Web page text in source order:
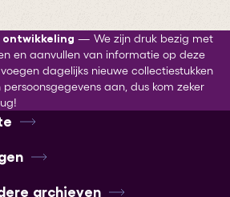
— We zijn druk bezig met
en aanvullen van informatie op deze
dagelijks nieuwe collectiestukken
persoonsgegevens aan, dus kom zeker
archieven